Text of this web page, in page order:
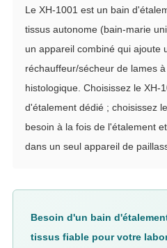
Le XH-1001 est un bain
tissus autonome (bain-marie
un appareil combiné qui ajoute
réchauffeur/sécheur de lames
histologique. Choisissez le XH-
d'étalement dédié ; choisissez
besoin à la fois de l'étalement
dans un seul appareil de
Besoin d'un bain
tissus fiable pour votre